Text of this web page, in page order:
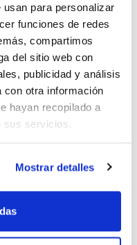
para personalizar
funciones de redes
compartimos
del sitio web con
publicidad y análisis
con otra información
hayan recopilado a
servicios.
Mostrar detalles
a la gran final de
superar en el